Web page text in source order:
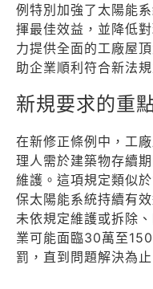
例特別加強了太陽能
揮最佳效益，並降低
力提供全面的工廠屋
助企業順利符合新法
新規要求的重
在新修正條例中，工
理人需於建築物存續
維護。這項規定類似
保太陽能系統持續有
未依規定維護或拆除
業可能面臨30萬至
罰，直到問題解決為止